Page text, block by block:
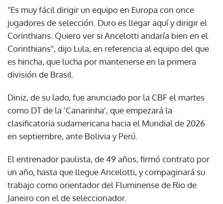
"Es muy fácil dirigir un equipo en Europa con once
jugadores de selección. Duro es llegar aquí y dirigir el
Corinthians. Quiero ver si Ancelotti andaría bien en el
Corinthians", dijo Lula, en referencia al equipo del que
es hincha, que lucha por mantenerse en la primera
división de Brasil.
Diniz, de su lado, fue anunciado por la CBF el martes
como DT de la 'Canarinha', que empezará la
clasificatoria sudamericana hacia el Mundial de 2026
en septiembre, ante Bolivia y Perú.
El entrenador paulista, de 49 años, firmó contrato por
un año, hasta que llegue Ancelotti, y compaginará su
trabajo como orientador del Fluminense de Rio de
Janeiro con el de seleccionador.